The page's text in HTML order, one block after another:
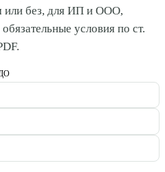
или без, для ИП и ООО,
условия по ст.